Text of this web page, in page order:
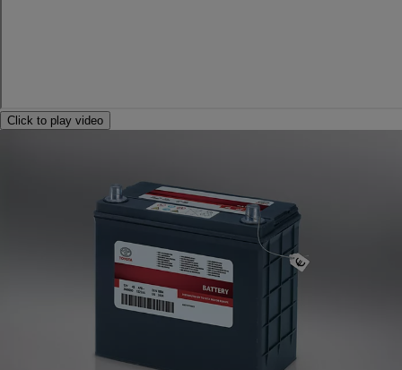
Click to play video